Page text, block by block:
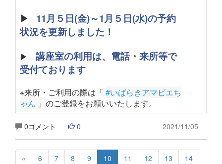
▶
11月５日(金)～1月５日(水)の予約
状況を更新しました！
▶ 講座室の利用は、電話・来所等で
受付ております
※来所・ご利用の際は「 #いばらきアマビエち
ゃん 」 のご登録をお願いいたします。
0コメント 0 2021/11/05
« 6 7 8 9 10 11 12 13 14